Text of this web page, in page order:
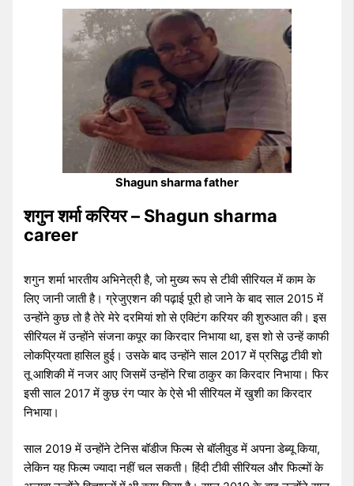
Shagun sharma father
शगुन शर्मा करियर – Shagun sharma
career
शगुन शर्मा भारतीय अभिनेत्री है, जो मुख्य रूप से टीवी सीरियल में काम के
लिए जानी जाती है। ग्रेजुएशन की पढ़ाई पूरी हो जाने के बाद साल 2015 में
उन्होंने कुछ तो है तेरे मेरे दरमियां शो से एक्टिंग करियर की शुरुआत की। इस
सीरियल में उन्होंने संजना कपूर का किरदार निभाया था, इस शो से उन्हें काफी
लोकप्रियता हासिल हुई। उसके बाद उन्होंने साल 2017 में प्रसिद्ध टीवी शो
तू आशिकी में नजर आए जिसमें उन्होंने रिचा ठाकुर का किरदार निभाया। फिर
इसी साल 2017 में कुछ रंग प्यार के ऐसे भी सीरियल में खुशी का किरदार
निभाया।
साल 2019 में उन्होंने टेनिस बॉडीज फिल्म से बॉलीवुड में अपना डेब्यू किया,
लेकिन यह फिल्म ज्यादा नहीं चल सकती। हिंदी टीवी सीरियल और फिल्मों के